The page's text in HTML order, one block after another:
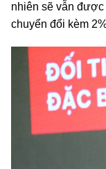
nhiên sẽ vẫn được
chuyển đổi kèm